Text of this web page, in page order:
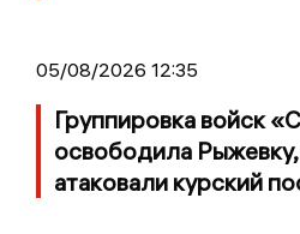
05/08/2026 12:35
Группировка войск
освободила
атаковали курский